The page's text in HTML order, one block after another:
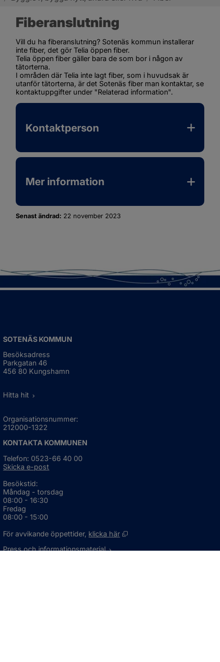
Fiberanslutning
Vill du ha fiberanslutning? Sotenäs kommun installerar
inte fiber, det gör Telia öppen fiber.
Telia öppen fiber gäller bara de som bor i någon av
tätorterna.
I områden där Telia inte lagt fiber, som i huvudsak är
utanför tätorterna, är det Sotenäs fiber man kontaktar, se
kontaktuppgifter under "Relaterad information".
Kontaktperson
Mer information
Senast ändrad: 22 november 2023
SOTENÄS KOMMUN
Besöksadress
Parkgatan 46
456 80 Kungshamn
Hitta hit
Organisationsnummer:
212000-1322
KONTAKTA KOMMUNEN
Telefon: 0523-66 40 00
Skicka e-post
Besökstid:
Måndag - torsdag
08:00 - 16:30
Fredag
08:00 - 15:00
För avvikande öppettider, klicka här
Öppnas i nytt fönster.
Press och informationsmaterial